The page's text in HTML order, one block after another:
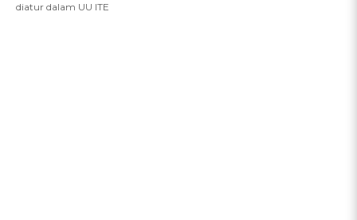
diatur dalam UU ITE